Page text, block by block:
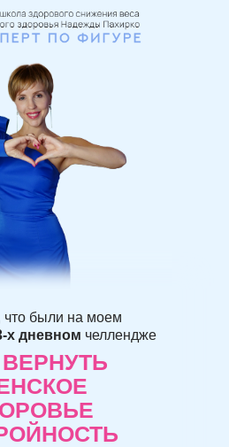
ВЕРНУТЬ
что были на моем
х дневном челлендже